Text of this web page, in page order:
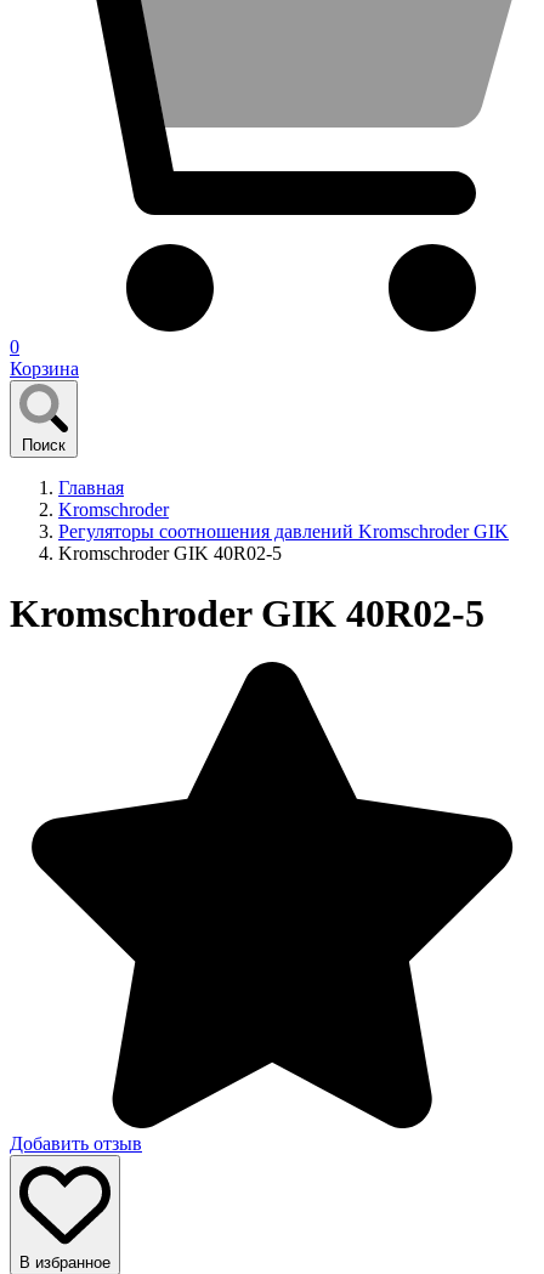
0
Корзина
Поиск
Главная
Kromschroder
Регуляторы соотношения давлений Kromschroder GIK
Kromschroder GIK 40R02-5
Kromschroder GIK 40R02-5
Добавить отзыв
В избранное